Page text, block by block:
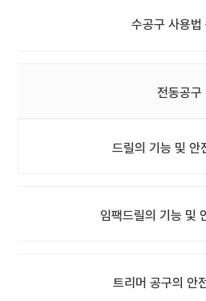
수공구 사용법
전동공구
드릴의 기능 및 안
임팩드릴의 기능 및
트리머 공구의 안